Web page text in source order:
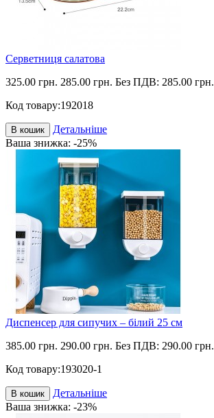
Серветниця салатова
325.00 грн. 285.00 грн. Без ПДВ: 285.00 грн.
Код товару:192018
В кошик
Детальніше
Ваша знижка: -25%
Диспенсер для сипучих – білий 25 см
385.00 грн. 290.00 грн. Без ПДВ: 290.00 грн.
Код товару:193020-1
В кошик
Детальніше
Ваша знижка: -23%